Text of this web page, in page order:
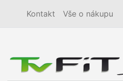
Kontakt Vše o nákupu